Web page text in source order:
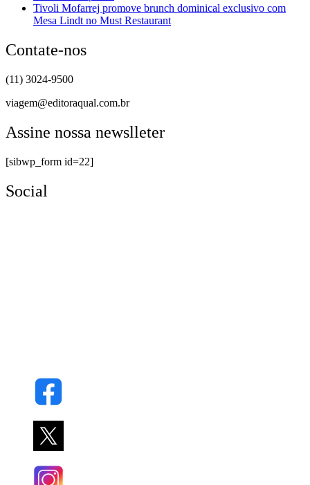
Tivoli Mofarrej promove brunch dominical exclusivo com
Mesa Lindt no Must Restaurant
Contate-nos
(11) 3024-9500
viagem@editoraqual.com.br
Assine nossa newslleter
[sibwp_form id=22]
Social